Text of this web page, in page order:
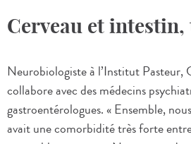
Cerveau et
Neurobiologiste à l’Institut Pasteur,
collabore avec des médecins
gastroentérologues. « Ensemble,
avait une comorbidité très forte